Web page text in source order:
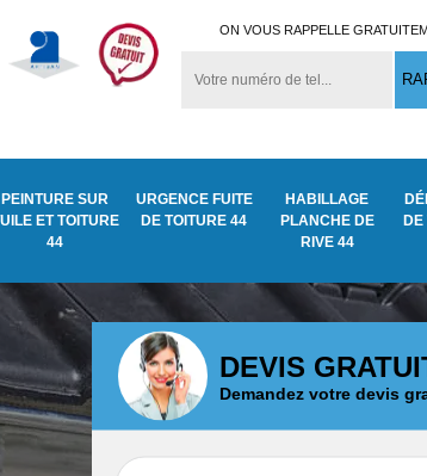
ON VOUS RAPPELLE
PEINTURE SUR
ET TOITURE
44
URGENCE FUITE
DE TOITURE 44
HABILLAGE
PLANCHE DE
RIVE 44
de fuite
toiture 44
Traitement anti
DEVIS
Demandez votre devis